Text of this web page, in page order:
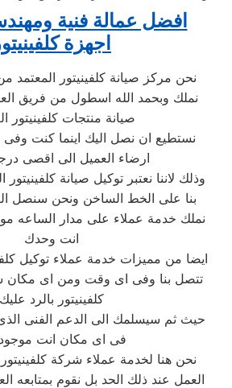
افضل عمالة فنية
اجهزة
نملك وبحمد الله اسطول من فريق
صيانة منتجات كلفينيتور
نستطيع ان نصل اليك اينما كنت
ارضاء العميل الى اقصى
وذلك لاننا نعتبر توكيل صيانة كلفينيتور
بنا على الخط الساخن ونحن سنصل
نملك خدمة عملاء على مدار الساعه
انت وحدك
ايضا من مميزات خدمة عملاء توكيل
تتصل بنا وفى اى وقت ومن اى مكان
كلفينيتور بالرد عليك
حيث ثم سيسلمك الى الدعم الفنى
فى اى مكان انت
نحن هنا لخدمة عملاء شركة كلفينيتور
العمل عند ذلك الحد بل نقوم بمتابعه